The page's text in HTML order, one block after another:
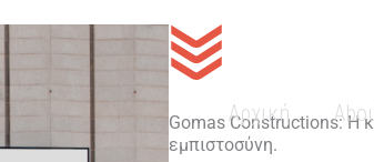
Αρχική
Gomas Constructions: Η
εμπιστοσύνη.